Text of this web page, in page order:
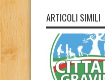
ARTICOLI SIMILI